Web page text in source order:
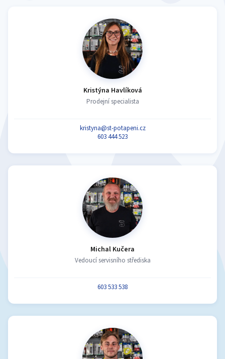
Kristýna Havlíková
Prodejní specialista
kristyna@st-potapeni.cz
603 444 523
Michal Kučera
Vedoucí servisního střediska
603 533 538